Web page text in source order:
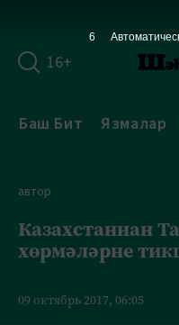
16+
Баш Бит Язмалар
автор
Казахстаннан
хөрмәләрне
09 октябрь 2017, 06:05
6